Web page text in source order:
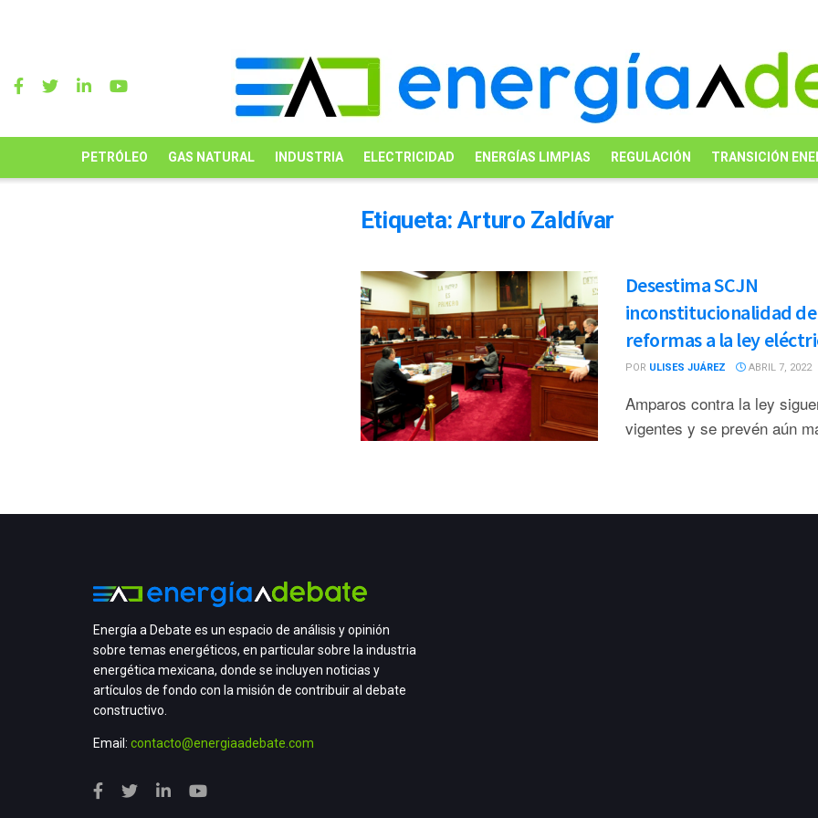
PETRÓLEO GAS NATURAL INDUSTRIA ELECTRICIDAD ENERGÍAS LIMPIAS REGULACIÓN TRANSICIÓN
Etiqueta:Arturo Zaldívar
Desestima SCJN
inconstitucionalidad de
reformas a la ley
POR ULISES JUÁREZ ABRIL 7, 2022
Amparos contra la ley
vigentes y se prevén aún
Energía a Debate es un espacio de análisis y opinión
sobre temas energéticos, en particular sobre la industria
energética mexicana, donde se incluyen noticias y
artículos de fondo con la misión de contribuir al debate
constructivo.
Email: contacto@energiaadebate.com